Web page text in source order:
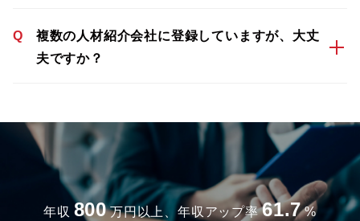
Q
複数の人材紹介会社に登録していますが、大丈
夫ですか？
年収 800 万円以上、年収アップ率 61.7 %